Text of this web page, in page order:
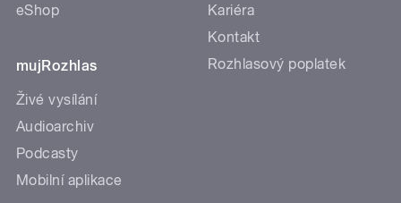
eShop
mujRozhlas
Živé vysílání
Audioarchiv
Podcasty
Mobilní aplikace
Kariéra
Kontakt
Rozhlasový poplatek